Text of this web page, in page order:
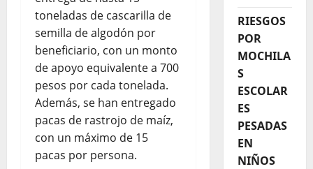
toneladas de cascarilla de
semilla de algodón por
beneficiario, con un monto
de apoyo equivalente a 700
pesos por cada tonelada.
Además, se han entregado
pacas de rastrojo de maíz,
con un máximo de 15
pacas por persona.
RIESGOS
POR
MOCHILA
S
ESCOLAR
ES
PESADAS
EN
NIÑOS